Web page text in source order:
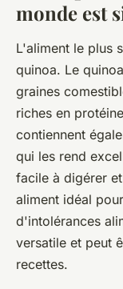
monde est
L'aliment le plus
quinoa. Le
graines
riches en
contiennent
qui les rend
facile à digérer
aliment idéal
d'intolérances
versatile et peut
recettes.